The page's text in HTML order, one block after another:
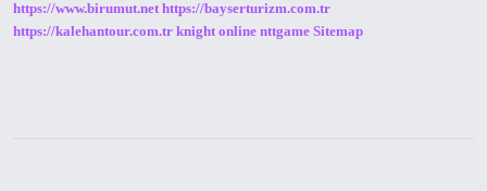
https://www.birumut.net https://bayserturizm.com.tr
https://kalehantour.com.tr knight online nttgame Sitemap